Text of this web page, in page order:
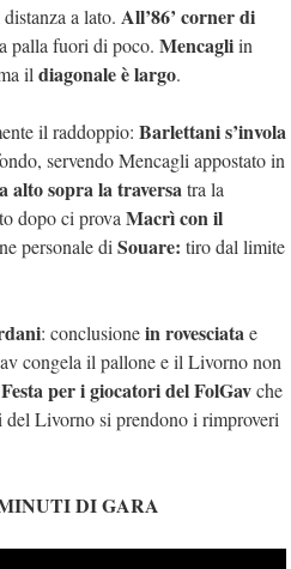
a lato. All’86’ corner di
palla fuori di poco. Mencagliin
il diagonale è largo.
il raddoppio: Barlettani s’invola
servendo Mencagli appostato in
alto sopra la traversatra la
dopo ci prova Macrì con il
personale di Souare: tiro dal limite
: conclusionein rovesciatae
congela il pallone e il Livorno non
Festa per i giocatori del FolGavche
Livorno si prendono i rimproveri
DI GARA